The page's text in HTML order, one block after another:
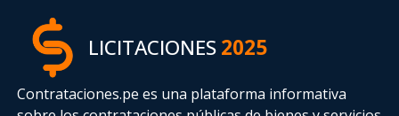
LICITACIONES2025
Contrataciones.pe es una plataforma informativa